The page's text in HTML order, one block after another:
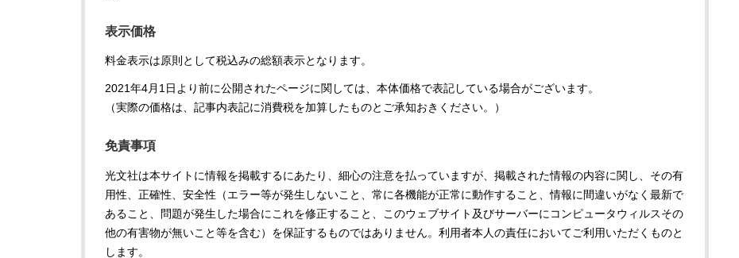
表示価格
料金表示は原則として税込みの総額表示となります。
2021年4月1日より前に公開されたページに関しては、本体価格で表記している場合がございます。
（実際の価格は、記事内表記に消費税を加算したものとご承知おきください。）
免責事項
光文社は本サイトに情報を掲載するにあたり、細心の注意を払っていますが、掲載された情報の内容に関し、その有
用性、正確性、安全性（エラー等が発生しないこと、常に各機能が正常に動作すること、情報に間違いがなく最新で
あること、問題が発生した場合にこれを修正すること、このウェブサイト及びサーバーにコンピュータウィルスその
他の有害物が無いこと等を含む）を保証するものではありません。利用者本人の責任においてご利用いただくものと
します。
【JJ専属モデルの素顔】ツヤと輝
人気急上昇中！ 韓流コスメブラン
ド23社が集まる「2025グローバ
ルショールーム渋谷ポップアッ
2025.09.11
【aespa／エスパ】夏にはファン
ミーティングの開催も♡ 「2026
aespa LIVE TOUR – SYNK :
[SPECIAL EDITION DOME
2026.05.18